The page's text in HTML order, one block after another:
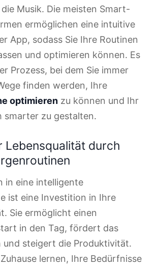
Musik. Die meisten Smart-
ermöglichen eine intuitive
App, sodass Sie Ihre Routinen
und optimieren können. Es
Prozess, bei dem Sie immer
finden werden, Ihre
optimieren zu können und Ihr
smarter zu gestalten.
Lebensqualität durch
in eine intelligente
ist eine Investition in Ihre
Sie ermöglicht einen
in den Tag, fördert das
und steigert die Produktivität.
lernen, Ihre Bedürfnisse